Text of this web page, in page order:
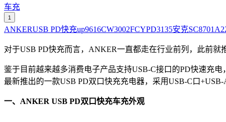
车充
1
ANKERUSB PD快充up9616CW3002FCYPD3135安克SC8701
对于USB PD快充而言，ANKER一直都走在行业前列，此前就
鉴于目前越来越多消费电子产品支持USB-C接口的PD快速充
最新推出的一款USB PD双口快充充电器，采用USB-C口
一、ANKER USB PD双口快充车充外观